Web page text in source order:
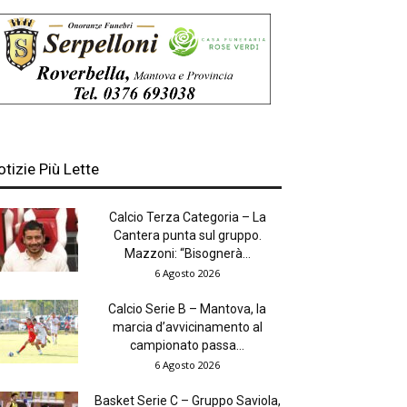
Più Lette
Calcio Terza Categoria – La
Cantera punta sul gruppo.
Mazzoni: “Bisognerà...
6 Agosto 2026
Calcio Serie B – Mantova, la
marcia d’avvicinamento al
campionato passa...
6 Agosto 2026
Basket Serie C – Gruppo Saviola,